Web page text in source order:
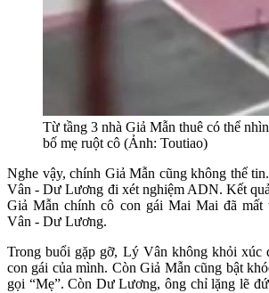
Từ tầng 3 nhà Giả Mẫn thuê có thể
bố mẹ ruột cô (Ảnh: Toutiao)
Nghe vậy, chính Giả Mẫn cũng không thể
Vân - Dư Lương đi xét nghiệm ADN. Kết
Giả Mẫn chính cô con gái Mai Mai đã
Vân - Dư Lương.
Trong buổi gặp gỡ, Lý Vân không khỏi xúc
con gái của mình. Còn Giả Mẫn cũng bật
gọi “Mẹ”. Còn Dư Lương, ông chỉ lặng lẽ